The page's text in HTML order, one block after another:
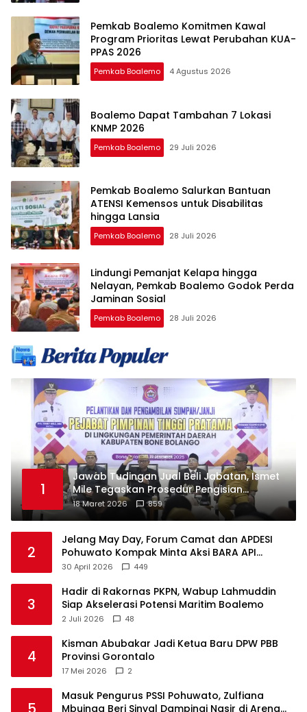
Pemkab Boalemo Komitmen Kawal
Program Prioritas Lewat Perubahan KUA-
PPAS 2026
Pemkab Boalemo 4 Agustus 2026
Boalemo Dapat Tambahan 7 Lokasi
KNMP 2026
Pemkab Boalemo 29 Juli 2026
Pemkab Boalemo Salurkan Bantuan
ATENSI Kemensos untuk Disabilitas
hingga Lansia
Pemkab Boalemo 28 Juli 2026
Lindungi Pemanjat Kelapa hingga
Nelayan, Pemkab Boalemo Godok Perda
Jaminan Sosial
Pemkab Boalemo 28 Juli 2026
1
Jawab Tudingan Jual Beli Jabatan, Ismet
Mile Tegaskan Prosedur Pengisian
Jabatan
18 Maret 2026 859
2
Jelang May Day, Forum Camat dan APDESI
Pohuwato Kompak Minta Aksi BARA API
Ditunda
30 April 2026 449
3
Hadir di Rakornas PKPN, Wabup Lahmuddin
Siap Akselerasi Potensi Maritim Boalemo
2 Juli 2026 48
4
Kisman Abubakar Jadi Ketua Baru DPW PBB
Provinsi Gorontalo
17 Mei 2026 2
Masuk Pengurus PSSI Pohuwato, Zulfiana
Mbuinga Beri Sinyal Dampingi Nasir di Arena